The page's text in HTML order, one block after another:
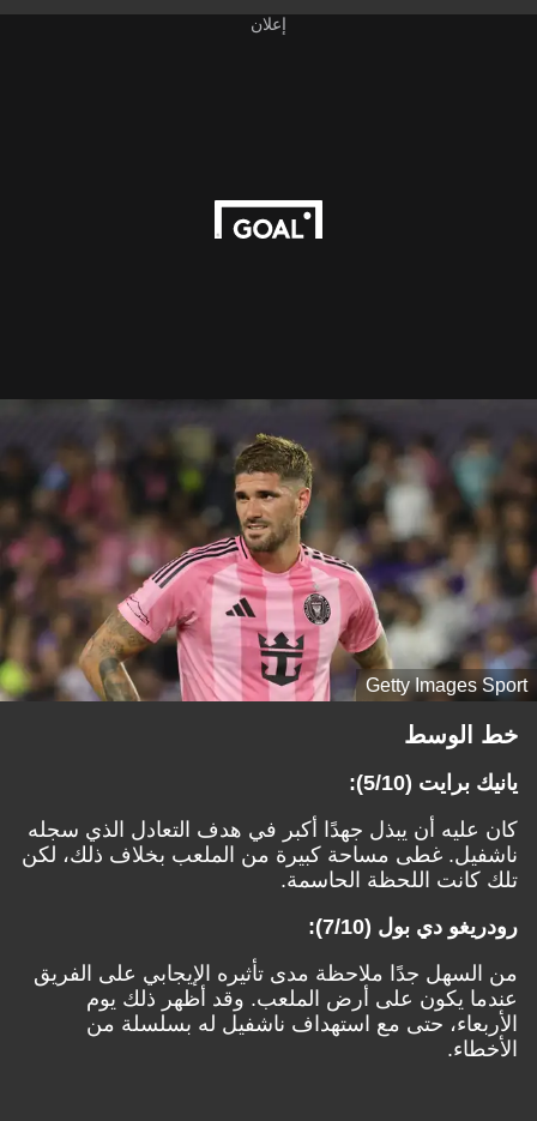
إعلان
Getty Images Sport
خط الوسط
يانيك برايت (5/10):
كان عليه أن يبذل جهدًا أكبر في هدف التعادل الذي سجله
ناشفيل. غطى مساحة كبيرة من الملعب بخلاف ذلك، لكن
تلك كانت اللحظة الحاسمة.
رودريغو دي بول (7/10):
من السهل جدًا ملاحظة مدى تأثيره الإيجابي على الفريق
عندما يكون على أرض الملعب. وقد أظهر ذلك يوم
الأربعاء، حتى مع استهداف ناشفيل له بسلسلة من
الأخطاء.